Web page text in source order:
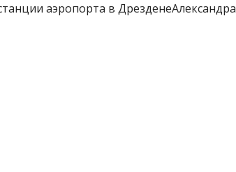
аэропорта в ДрезденеАлександра